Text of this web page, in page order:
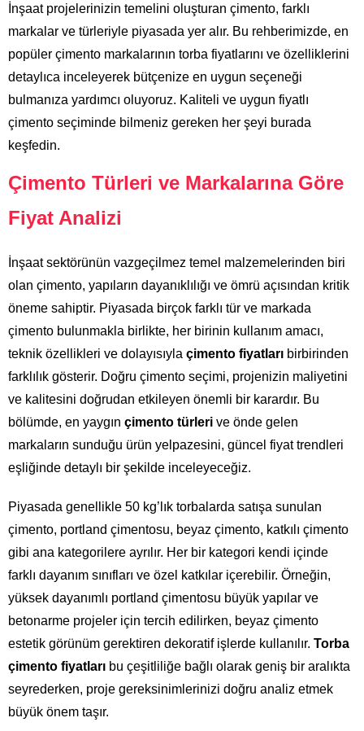
İnşaat projelerinizin temelini oluşturan çimento, farklı
markalar ve türleriyle piyasada yer alır. Bu rehberimizde, en
popüler çimento markalarının torba fiyatlarını ve özelliklerini
detaylıca inceleyerek bütçenize en uygun seçeneği
bulmanıza yardımcı oluyoruz. Kaliteli ve uygun fiyatlı
çimento seçiminde bilmeniz gereken her şeyi burada
keşfedin.
Çimento Türleri ve Markalarına Göre
Fiyat Analizi
İnşaat sektörünün vazgeçilmez temel malzemelerinden biri
olan çimento, yapıların dayanıklılığı ve ömrü açısından kritik
öneme sahiptir. Piyasada birçok farklı tür ve markada
çimento bulunmakla birlikte, her birinin kullanım amacı,
teknik özellikleri ve dolayısıyla çimento fiyatları birbirinden
farklılık gösterir. Doğru çimento seçimi, projenizin maliyetini
ve kalitesini doğrudan etkileyen önemli bir karardır. Bu
bölümde, en yaygın çimento türleri ve önde gelen
markaların sunduğu ürün yelpazesini, güncel fiyat trendleri
eşliğinde detaylı bir şekilde inceleyeceğiz.
Piyasada genellikle 50 kg’lık torbalarda satışa sunulan
çimento, portland çimentosu, beyaz çimento, katkılı çimento
gibi ana kategorilere ayrılır. Her bir kategori kendi içinde
farklı dayanım sınıfları ve özel katkılar içerebilir. Örneğin,
yüksek dayanımlı portland çimentosu büyük yapılar ve
betonarme projeler için tercih edilirken, beyaz çimento
estetik görünüm gerektiren dekoratif işlerde kullanılır. Torba
çimento fiyatları bu çeşitliliğe bağlı olarak geniş bir aralıkta
seyrederken, proje gereksinimlerinizi doğru analiz etmek
büyük önem taşır.